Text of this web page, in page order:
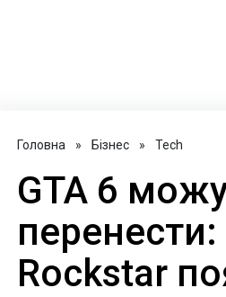
Головна » Бізнес » Tech
GTA 6
Rockstar